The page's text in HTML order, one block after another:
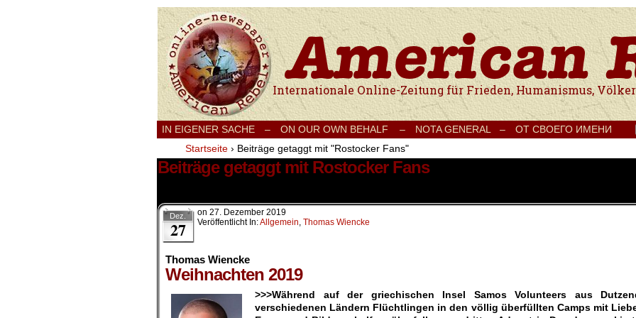
Internationale Onlinezeitung für Frieden, Humanismus, Völkerverständigung und
IN EIGENER SACHE – ON OUR OWN BEHALF – NOTA GENERAL – ОТ СВОЕГО ИМЕНИ
Startseite › Beiträge getaggt mit "Rostocker Fans"
Beiträge getaggt mit Rostocker Fans
Dez.
27
on 27. Dezember 2019
Veröffentlicht In:Allgemein, Thomas Wiencke
Thomas Wiencke
Weihnachten 2019
>>>Während auf der griechischen Insel Samos Volunteers aus
verschiedenen Ländern Flüchtlingen in den völlig überfüllten Camps mit